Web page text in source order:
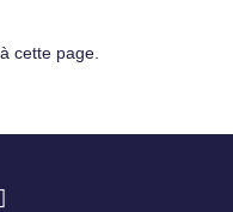
cette page.